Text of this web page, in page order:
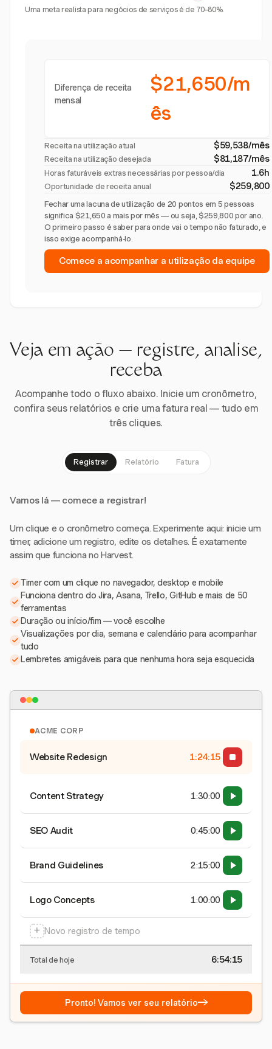
Uma meta realista para negócios de serviços é de 70–80%.
Diferença de receita
mensal
$21,650/m
ês
Receita na utilização atual $59,538/mês
Receita na utilização desejada $81,187/mês
Horas faturáveis extras necessárias por pessoa/dia 1.6h
Oportunidade de receita anual $259,800
Fechar uma lacuna de utilização de 20 pontos em 5 pessoas
significa $21,650 a mais por mês — ou seja, $259,800 por ano.
O primeiro passo é saber para onde vai o tempo não faturado, e
isso exige acompanhá-lo.
Comece a acompanhar a utilização da equipe
Veja em ação — registre, analise,
receba
Acompanhe todo o fluxo abaixo. Inicie um cronômetro,
confira seus relatórios e crie uma fatura real — tudo em
três cliques.
Registrar Relatório Fatura
Vamos lá — comece a registrar!
Um clique e o cronômetro começa. Experimente aqui: inicie um
timer, adicione um registro, edite os detalhes. É exatamente
assim que funciona no Harvest.
Timer com um clique no navegador, desktop e mobile
Funciona dentro do Jira, Asana, Trello, GitHub e mais de 50
ferramentas
Duração ou início/fim — você escolhe
Visualizações por dia, semana e calendário para acompanhar
tudo
Lembretes amigáveis para que nenhuma hora seja esquecida
ACME CORP
Website Redesign 1:24:15
Content Strategy 1:30:00
SEO Audit 0:45:00
Brand Guidelines 2:15:00
Logo Concepts 1:00:00
+ Novo registro de tempo
Total de hoje 6:54:15
Pronto! Vamos ver seu relatório→